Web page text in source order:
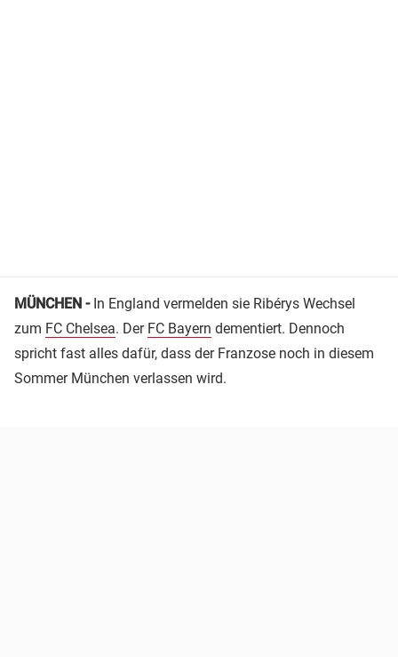
MÜNCHEN - In England vermelden sie Ribérys Wechsel
zum FC Chelsea. Der FC Bayern dementiert. Dennoch
spricht fast alles dafür, dass der Franzose noch in diesem
Sommer München verlassen wird.